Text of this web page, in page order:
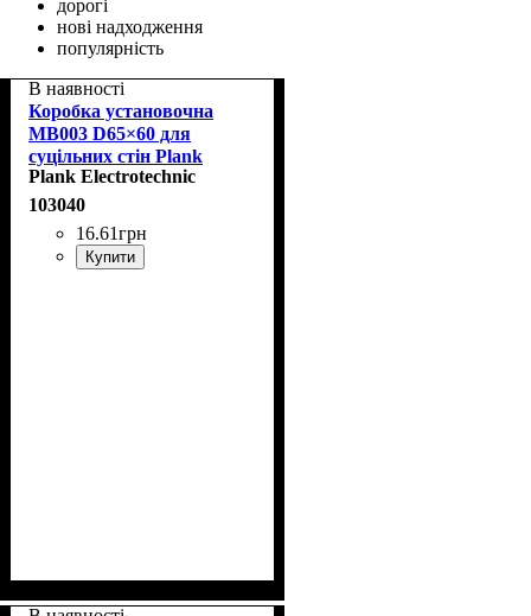
дорогі
нові надходження
популярність
В наявності
Коробка установочна
MB003 D65×60 для
суцільних стін Plank
PLK5103500
Plank Electrotechnic
103040
16.61грн
Купити